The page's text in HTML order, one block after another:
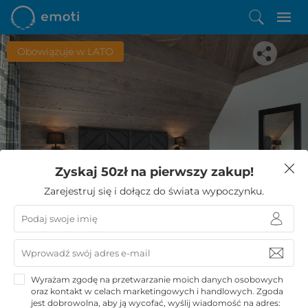
Obowiązuje w LATO
Spodobała Ci się ta oferta?
Zostało Ci zaledwie kilka kroków do niezwykłego
wypoczynku
Zyskaj 50zł na pierwszy zakup!
Zarejestruj się i dołącz do świata wypoczynku.
Wyrażam zgodę na przetwarzanie moich danych osobowych
oraz kontakt w celach marketingowych i handlowych. Zgoda
jest dobrowolna, aby ją wycofać, wyślij wiadomość na adres: